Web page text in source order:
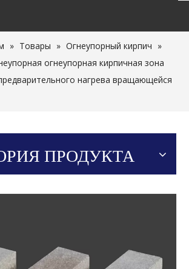
» Товары » Огнеупорный кирпич »
огнеупорная кирпичная зона
нагрева вращающейся
ПРОДУКТА